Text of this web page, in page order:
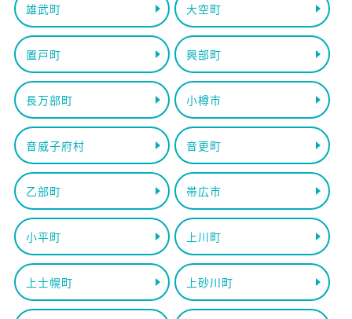
雄武町 大空町
置戸町 興部町
長万部町 小樽市
音威子府村 音更町
乙部町 帯広市
小平町 上川町
上士幌町 上砂川町